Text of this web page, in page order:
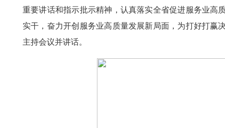
重要讲话和指示批示精神，认真落实全省促进服务业高
实干，奋力开创服务业高质量发展新局面，为打好打赢
主持会议并讲话。